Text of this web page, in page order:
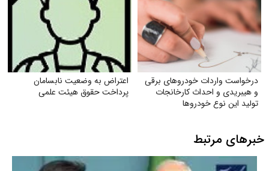
درخواست واردات خودروهای برقی
و هیبریدی و احداث کارخانجات
تولید این نوع خودروها
اعتراض به وضعیت نابسامان
پرداخت حقوق هیئت علمی
خبرهای مرتبط